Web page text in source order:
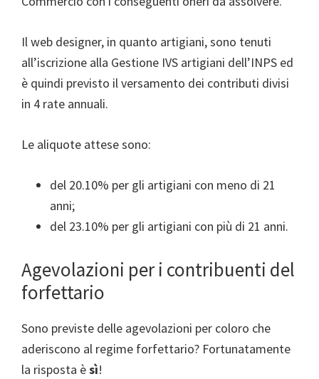
Il web designer, in quanto artigiani, sono tenuti
all’iscrizione alla Gestione IVS artigiani dell’INPS ed
è quindi previsto il versamento dei contributi divisi
in 4 rate annuali.
Le aliquote attese sono:
del 20.10% per gli artigiani con meno di 21
anni;
del 23.10% per gli artigiani con più di 21 anni.
Agevolazioni per i contribuenti del
forfettario
Sono previste delle agevolazioni per coloro che
aderiscono al regime forfettario? Fortunatamente
la risposta èsì!